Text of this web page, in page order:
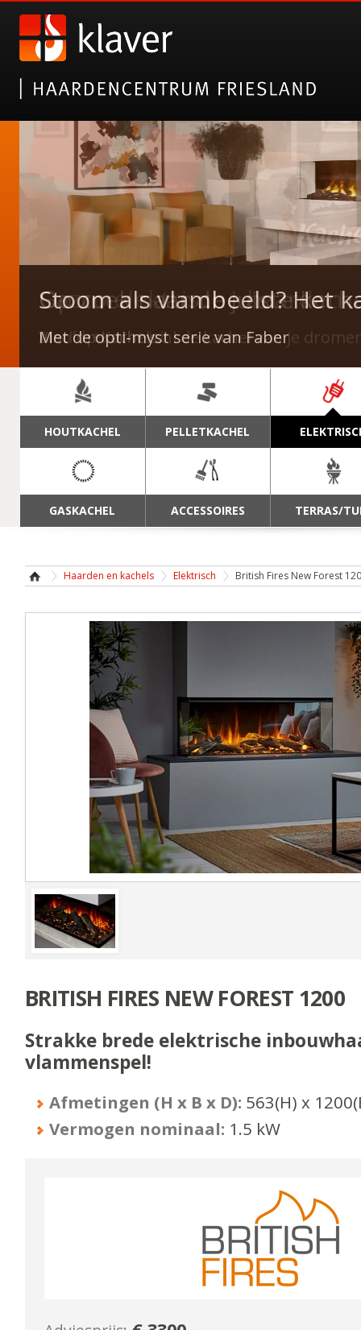
Gazco elektrische haarden
Alsof het echt is!
Stoom als vlambeeld? Het
Met de opti-myst serie van Faber
NAVIGATIE
HOUTKACHEL PELLETKACHEL
GASKACHEL ACCESSOIRES TERRAS/
Haarden en kachels Elektrisch British Fires New Forest
BRITISH FIRES NEW FOREST 1200
Strakke brede elektrische
vlammenspel!
Afmetingen (H x B x D): 563(H) x 1200
Vermogen nominaal: 1.5 kW